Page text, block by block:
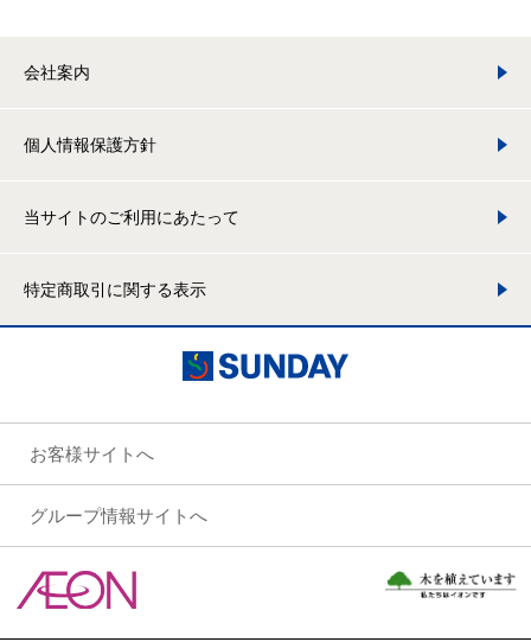
会社案内
個人情報保護方針
当サイトのご利用にあたって
特定商取引に関する表示
お客様サイトへ
グループ情報サイトへ